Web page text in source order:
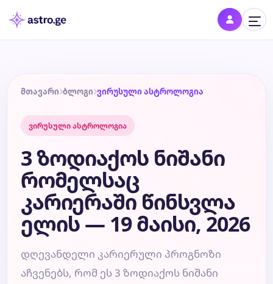
დღის ჰოროსკოპი
კვირის ჰოროსკოპი
თვის ჰოროსკოპი
წლის ჰოროსკოპი
შეთავსება
მთავარი ბლოგი ვირუსული ასტროლოგია
ვირუსული ასტროლოგია
3 ზოდიაქოს ნიშანი
რომელსაც
კარიერაში წინსვლა
ელის — 19 მაისი, 2026
დღევანდელი კარიერული პროგნოზი
აჩვენებს, რომ ეს 3 ზოდიაქოს ნიშანი